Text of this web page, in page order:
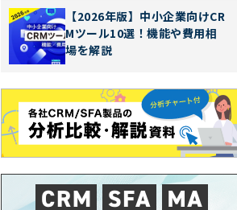
【2026年版】中小企業向けCR
Mツール10選！機能や費用相
場を解説